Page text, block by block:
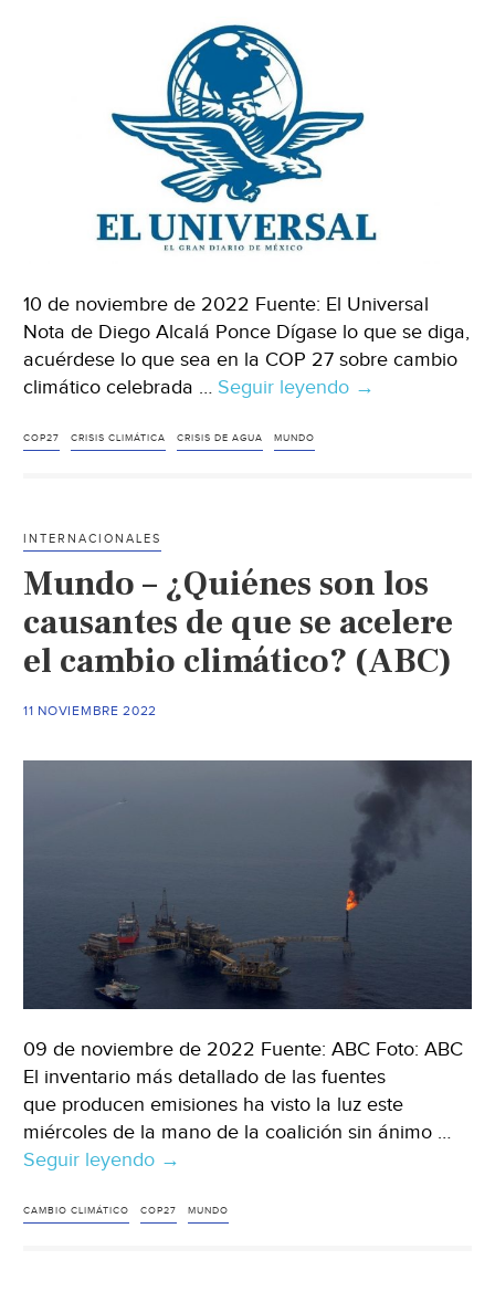
10 de noviembre de 2022 Fuente: El Universal
Nota de Diego Alcalá Ponce Dígase lo que se diga,
acuérdese lo que sea en la COP 27 sobre cambio
climático celebrada … Seguir leyendo Mundo
de
líderes
políticos
y
Universal)
→
COP27 CRISIS CLIMÁTICA CRISIS DE AGUA MUNDO
INTERNACIONALES
Mundo – ¿Quiénes son los
causantes de que se acelere
el cambio climático? (ABC)
11 NOVIEMBRE 2022
09 de noviembre de 2022 Fuente: ABC Foto: ABC
El inventario más detallado de las fuentes
que producen emisiones ha visto la luz este
miércoles de la mano de la coalición sin ánimo …
Seguir leyendo Mundo
¿Quiénes
→
CAMBIO CLIMÁTICO COP27 MUNDO